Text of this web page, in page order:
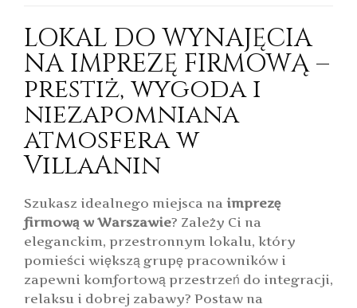
LOKAL DO WYNAJĘCIA
NA IMPREZĘ FIRMOWĄ –
prestiż, wygoda i
niezapomniana
atmosfera w
VillaAnin
Szukasz idealnego miejsca na imprezę
firmową w Warszawie? Zależy Ci na
eleganckim, przestronnym lokalu, który
pomieści większą grupę pracowników i
zapewni komfortową przestrzeń do integracji,
relaksu i dobrej zabawy? Postaw na